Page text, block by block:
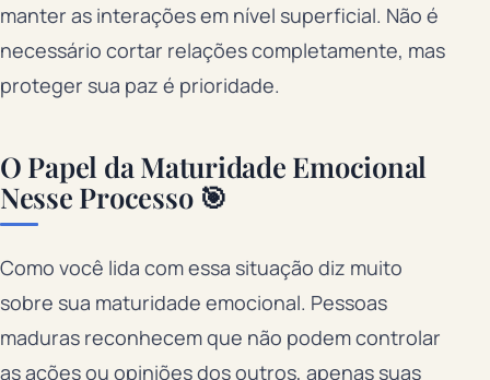
manter as interações em nível superficial. Não é
necessário cortar relações completamente, mas
proteger sua paz é prioridade.
O Papel da Maturidade Emocional
Nesse Processo 🎯
Como você lida com essa situação diz muito
sobre sua maturidade emocional. Pessoas
maduras reconhecem que não podem controlar
as ações ou opiniões dos outros, apenas suas